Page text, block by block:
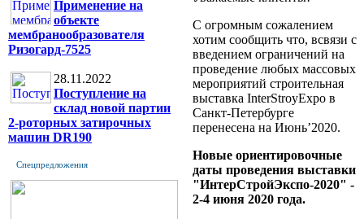
Применение на
объекте
мембранообразователя
Ризогард-7525
28.11.2022
Поступление на
склад новой партии
2-роторных затирочных
машин DR190
Спецпредложения
С огромным сожалением
хотим сообщить что, всвязи с
введением ограничений на
проведение любых массовых
мероприятий строительная
выставка InterStroyExpo в
Санкт-Петербурге
перенесена на Июнь’2020.
Новые ориентировочные
даты проведения выставки
"ИнтерСтройЭкспо-2020" -
2-4 июня 2020 года.